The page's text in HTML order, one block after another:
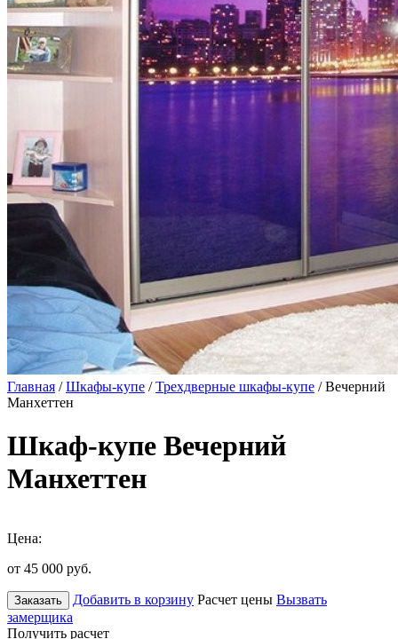
Главная /Шкафы-купе /Трехдверные шкафы-купе / Вечерний
Манхеттен
Шкаф-купе Вечерний
Манхеттен
Цена:
от 45 000 руб.
Заказать Добавить в корзину Расчет цены Вызвать
замерщика
Получить расчет